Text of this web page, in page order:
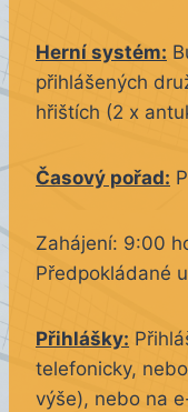
Herní systém:
přihlášených
hřištích (2 x
Časový pořad:
Zahájení: 9:00
Předpokládané
Přihlášky:
telefonicky,
výše), nebo na